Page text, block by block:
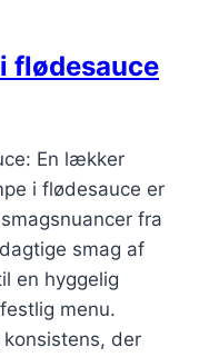
flødesauce
En lækker
i flødesauce er
fra
smag af
en hyggelig
menu.
der